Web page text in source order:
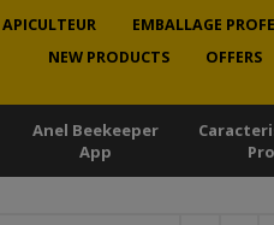
APICULTEUR EMBALLAGE
NEW PRODUCTS
OFFERS
Anel Beekeeper
App